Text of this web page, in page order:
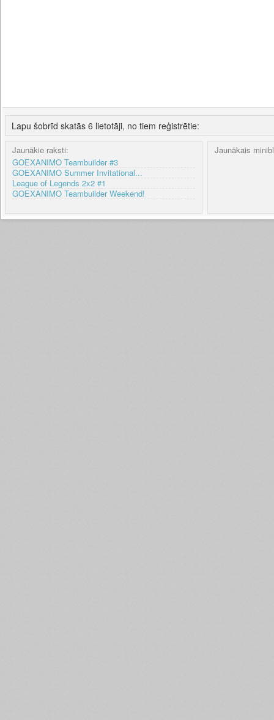
Lapu šobrīd skatās 6 lietotāji, no tiem reģistrētie:
Jaunākie raksti:
GOEXANIMO Teambuilder #3
GOEXANIMO Summer Invitational...
League of Legends 2x2 #1
GOEXANIMO Teambuilder Weekend!
Jaunākais